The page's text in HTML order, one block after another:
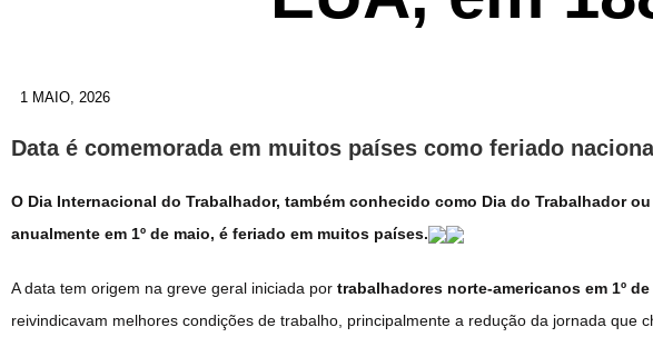
1 MAIO, 2026
Data é comemorada em muitos países como feriado
O Dia Internacional do Trabalhador, também conhecido como Dia do Trabalhador
anualmente em 1º de maio, é feriado em muitos países.
A data tem origem na greve geral iniciada por trabalhadores norte-americanos em 1º
reivindicavam melhores condições de trabalho, principalmente a redução da jornada que